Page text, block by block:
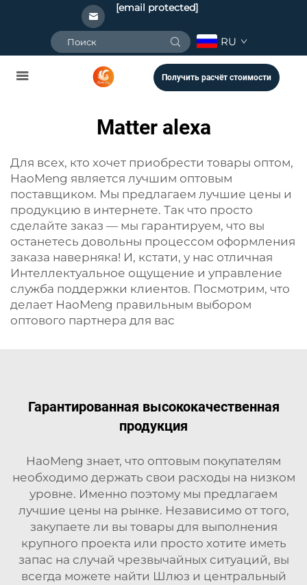
[email protected]
RU
Получить расчёт стоимости
Matter alexa
Для всех, кто хочет приобрести товары оптом,
HaoMeng является лучшим оптовым
поставщиком. Мы предлагаем лучшие цены и
продукцию в интернете. Так что просто
сделайте заказ — мы гарантируем, что вы
останетесь довольны процессом оформления
заказа наверняка! И, кстати, у нас отличная
Интеллектуальное ощущение и управление
служба поддержки клиентов. Посмотрим, что
делает HaoMeng правильным выбором
оптового партнера для вас
Гарантированная высококачественная
продукция
HaoMeng знает, что оптовым покупателям
необходимо держать свои расходы на низком
уровне. Именно поэтому мы предлагаем
лучшие цены на рынке. Независимо от того,
закупаете ли вы товары для выполнения
крупного проекта или просто хотите иметь
запас на случай чрезвычайных ситуаций, вы
всегда можете найти Шлюз и центральный